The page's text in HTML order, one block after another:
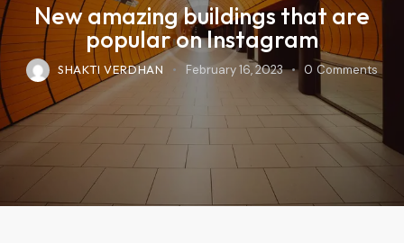
New amazing buildings that are
popular on Instagram
SHAKTI VERDHAN February 16, 2023 0 Comments